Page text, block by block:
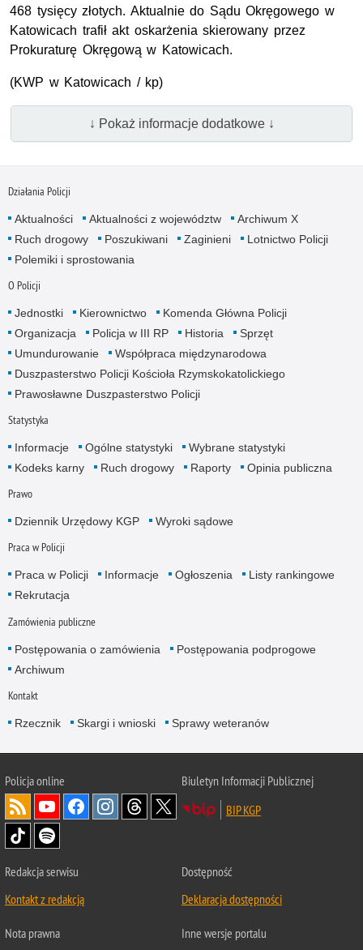
468 tysięcy złotych. Aktualnie do Sądu Okręgowego w
Katowicach trafił akt oskarżenia skierowany przez
Prokuraturę Okręgową w Katowicach.
(KWP w Katowicach / kp)
↓ Pokaż informacje dodatkowe ↓
Działania Policji
Aktualności Aktualności z województw
Archiwum X
Ruch drogowy
Poszukiwani Zaginieni
Lotnictwo Policji
Polemiki i sprostowania
O Policji
Jednostki Kierownictwo
Komenda Główna Policji
Organizacja
Policja w III RP Historia
Sprzęt
Umundurowanie
Współpraca międzynarodowa
Duszpasterstwo Policji Kościoła Rzymskokatolickiego
Prawosławne Duszpasterstwo Policji
Statystyka
Informacje Ogólne statystyki
Wybrane statystyki
Kodeks karny
Ruch drogowy Raporty Opinia publiczna
Prawo
Dziennik Urzędowy KGP Wyroki sądowe
Praca w Policji
Praca w Policji Informacje Ogłoszenia
Listy rankingowe
Rekrutacja
Zamówienia publiczne
Postępowania o zamówienia
Postępowania podprogowe
Archiwum
Kontakt
Rzecznik Skargi i wnioski Sprawy weteranów
Policjaonline
Biuletyn Informacji Publicznej
BIP KGP
Redakcja serwisu
Kontakt z redakcją
Dostępność
Deklaracja dostępności
Nota prawna
Inne wersje portalu